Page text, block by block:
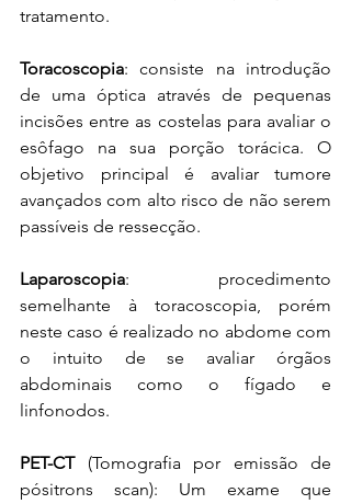
tratamento.
Toracoscopia: consiste na introdução
de uma óptica através de pequenas
incisões entre as costelas para avaliar o
esôfago na sua porção torácica. O
objetivo principal é avaliar tumore
avançados com alto risco de não serem
passíveis de ressecção.
Laparoscopia: procedimento
semelhante à toracoscopia, porém
neste caso é realizado no abdome com
o intuito de se avaliar órgãos
abdominais como o fígado e
linfonodos.
PET-CT (Tomografia por emissão de
pósitrons scan): Um exame que